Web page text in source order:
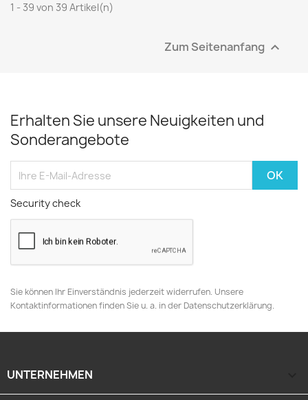
1 - 39 von 39 Artikel(n)
Zum Seitenanfang 
Erhalten Sie unsere Neuigkeiten und
Sonderangebote
Security check
Sie können Ihr Einverständnis jederzeit widerrufen. Unsere
Kontaktinformationen finden Sie u. a. in der Datenschutzerklärung.
UNTERNEHMEN